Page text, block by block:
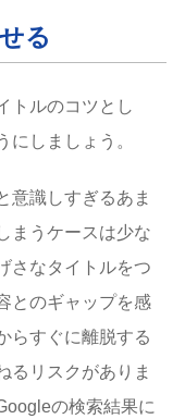
る
トルのコツとし
にしましょう。
意識しすぎるあま
まうケースは少な
さなタイトルをつ
とのギャップを感
らすぐに離脱する
るリスクがありま
の検索結果に